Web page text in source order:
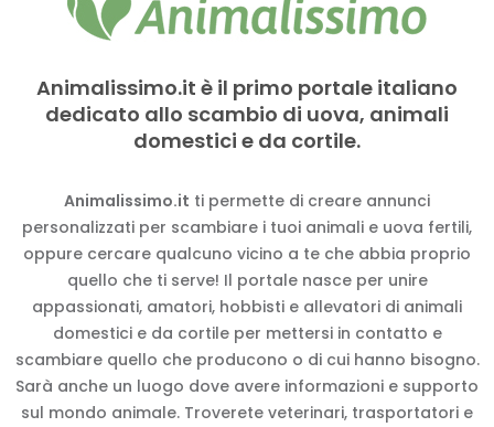
Animalissimo.it è il primo portale italiano
dedicato allo scambio di uova, animali
domestici e da cortile.
Animalissimo.it ti permette di creare annunci
personalizzati per scambiare i tuoi animali e uova fertili,
oppure cercare qualcuno vicino a te che abbia proprio
quello che ti serve! Il portale nasce per unire
appassionati, amatori, hobbisti e allevatori di animali
domestici e da cortile per mettersi in contatto e
scambiare quello che producono o di cui hanno bisogno.
Sarà anche un luogo dove avere informazioni e supporto
sul mondo animale. Troverete veterinari, trasportatori e